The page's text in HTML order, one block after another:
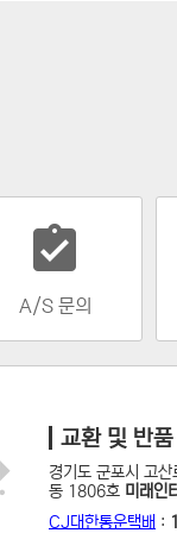
assignment_turned_in
A/S 문의
교환 및 반품
경기도 군포시 고
동 1806호 미래인
CJ대한통운택배 :